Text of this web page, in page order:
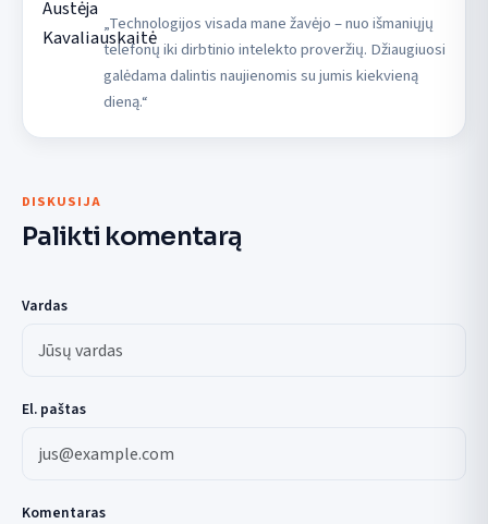
„Technologijos visada mane žavėjo – nuo išmaniųjų
telefonų iki dirbtinio intelekto proveržių. Džiaugiuosi
galėdama dalintis naujienomis su jumis kiekvieną
dieną.“
DISKUSIJA
Palikti komentarą
Vardas
El. paštas
Komentaras